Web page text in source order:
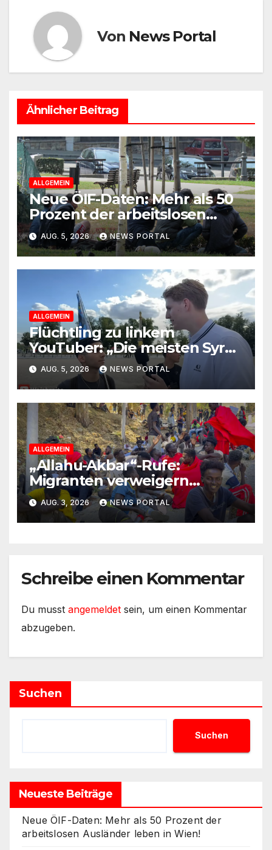
Von News Portal
Ähnlicher Beitrag
ALLGEMEIN
Neue ÖIF-Daten: Mehr als 50
Prozent der arbeitslosen
Ausländer leben in Wien!
AUG. 5, 2026 NEWS PORTAL
ALLGEMEIN
Flüchtling zu linkem
YouTuber: „Die meisten Syrer
kommen wegen der
Sozialleistungen“
AUG. 5, 2026 NEWS PORTAL
ALLGEMEIN
„Allahu-Akbar“-Rufe:
Migranten verweigern
Rückreise
AUG. 3, 2026 NEWS PORTAL
Schreibe einen Kommentar
Du musst angemeldet sein, um einen Kommentar
abzugeben.
Suchen
Suchen
Neueste Beiträge
Neue ÖIF-Daten: Mehr als 50 Prozent der
arbeitslosen Ausländer leben in Wien!